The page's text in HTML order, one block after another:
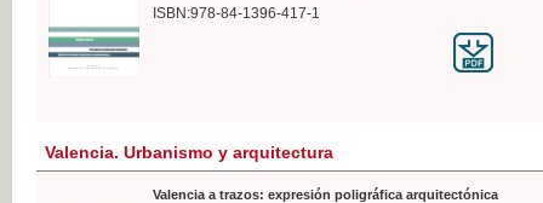
ISBN:978-84-1396-417-1
Valencia. Urbanismo y arquitectura
Valencia a trazos: expresión poligráfica arquitectónica